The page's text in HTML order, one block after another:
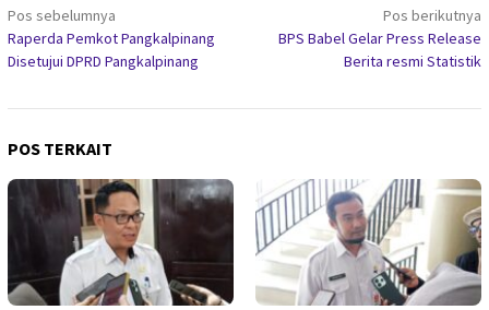
Navigasi
pos
Pos sebelumnya
Raperda Pemkot Pangkalpinang
Disetujui DPRD Pangkalpinang
Pos berikutnya
BPS Babel Gelar Press Release
Berita resmi Statistik
POS TERKAIT